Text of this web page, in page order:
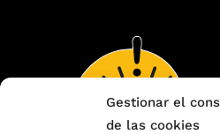
Gestionar el
de las cookies